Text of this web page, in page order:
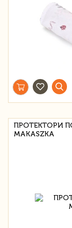
ПРОТЕКТОРИ
MAKASZKA